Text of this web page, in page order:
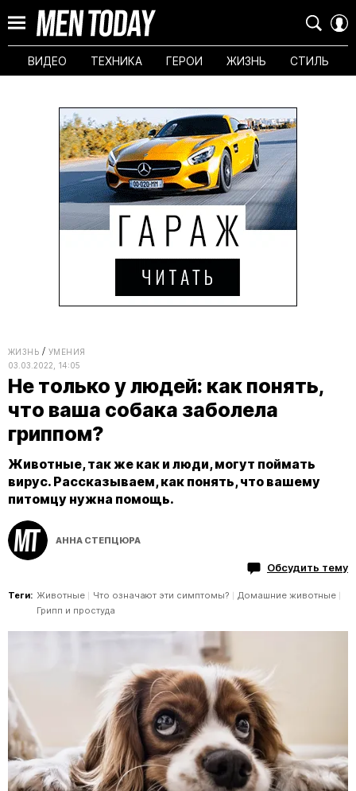
ВИДЕО ТЕХНИКА ГЕРОИ ЖИЗНЬ СТИЛЬ
ЖИЗНЬ
УМЕНИЯ
03.03.2022, 14:05
Не только у людей: как понять,
что ваша собака заболела
гриппом?
Животные, так же как и люди, могут поймать
вирус. Рассказываем, как понять, что вашему
питомцу нужна помощь.
АННА СТЕПЦЮРА
Обсудить тему
Теги: Животные Что означают эти симптомы?
Домашние животные
Грипп и простуда